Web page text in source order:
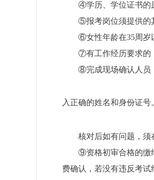
④学历、学位证书的
⑤报考岗位须提供的
⑥女性年龄在35周岁
⑦有工作经历要求的
⑧完成现场确认人员
入正确的姓名和身份证号
核对后如有问题，须
⑨资格初审合格的缴
费确认，若没有违反考